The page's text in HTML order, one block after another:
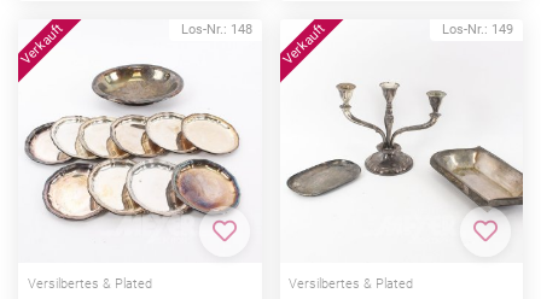
Los-Nr.: 148
Zur Merkliste hinzufügen
Versilbertes & Plated
Los-Nr.: 149
Zur
Versilbertes & Plated